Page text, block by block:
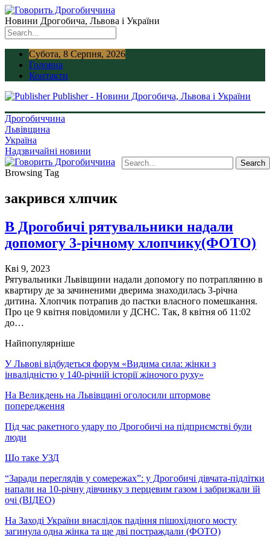
Новини Дрогобича, Львова і України
Субота, 8 Серпня, 2026
Головна
Контакти
Publisher - Новини Дрогобича, Львова і України
Дрогобиччина
Львівщина
Україна
Надзвичайні новини
Browsing Tag
закрився хлпчик
В Дрогобичі рятувальники надали
допомогу 3-річному хлопчику(ФОТО)
Кві 9, 2023
Рятувальники Львівщини надали допомогу по потраплянню в
квартиру де за зачиненими дверима знаходилась 3-річна
дитина. Хлопчик потрапив до пастки власного помешкання.
Про це 9 квітня повідомили у ДСНС. Так, 8 квітня об 11:02
до…
Найпопулярніше
У Львові відбудеться форум «Видима сила: жінки з
інвалідністю у 140-річній історії жіночого руху»
На Великдень на Львівщині оголосили штормове
попередження
Під час ракетного удару по Дрогобичі на підприємстві були
люди
Що таке УЗД
“Заради переглядів у сомережах”: у Дрогобичі дівчата-підлітки
напали на 10-річну дівчинку з перцевим газом і забризкали їй
очі (ВІДЕО)
На Заході України внаслідок падіння пішохідного мосту
загинула одна жінка та ще дві постраждали (ФОТО)